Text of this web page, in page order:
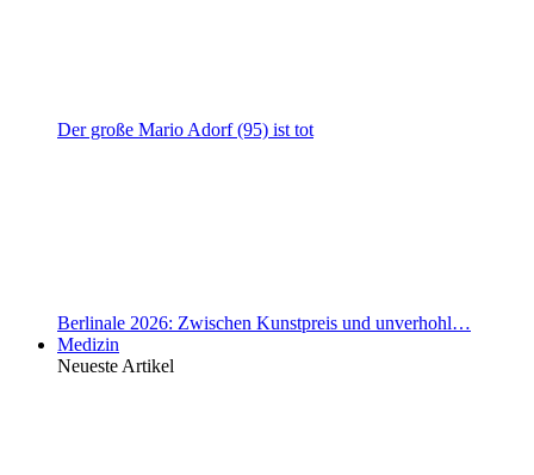
Der große Mario Adorf (95) ist tot
Berlinale 2026: Zwischen Kunstpreis und unverhohl…
Medizin
Neueste Artikel